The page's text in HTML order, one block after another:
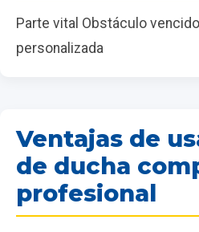
Parte vital Obstáculo
personalizada
Ventajas de
de ducha
profesional